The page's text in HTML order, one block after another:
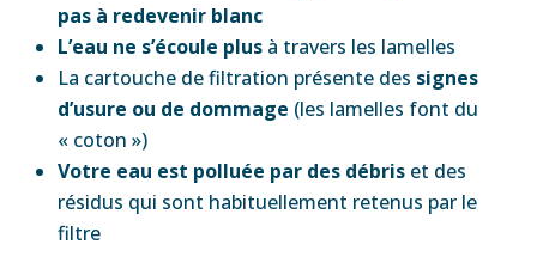
pas à redevenir blanc
L’eau ne s’écoule plus à travers les lamelles
La cartouche de filtration présente des signes
d’usure ou de dommage (les lamelles font du
« coton »)
Votre eau est polluée par des débris et des
résidus qui sont habituellement retenus par le
filtre